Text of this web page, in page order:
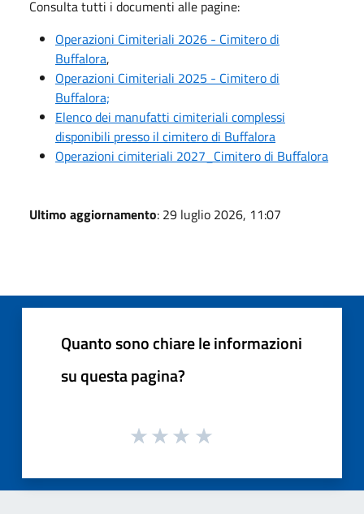
Consulta tutti i documenti alle pagine:
Operazioni Cimiteriali 2026 - Cimitero di
Buffalora,
Operazioni Cimiteriali 2025 - Cimitero di
Buffalora;
Elenco dei manufatti cimiteriali complessi
disponibili presso il cimitero di Buffalora
Operazioni cimiteriali 2027_Cimitero di Buffalora
Ultimo aggiornamento: 29 luglio 2026, 11:07
Quanto sono chiare le informazioni
su questa pagina?